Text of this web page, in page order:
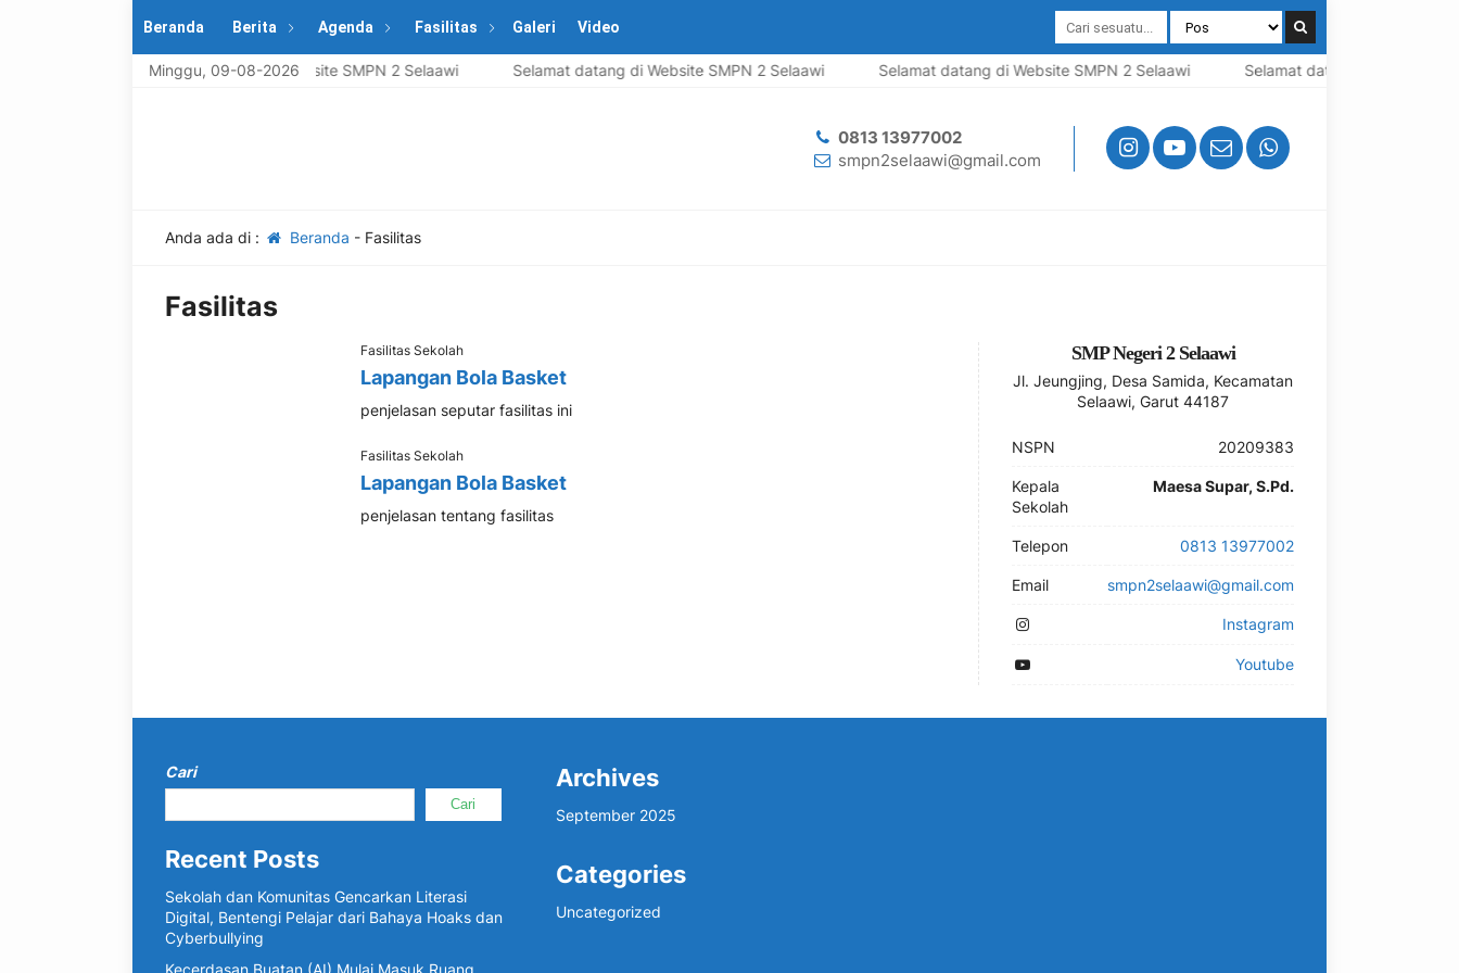
Beranda Berita Agenda Fasilitas Galeri Video
Minggu, 09-08-2026
Selamat datang di Website SMPN 2 Selaawi Selamat datang di Website SMPN 2 Selaawi Selamat datang di Website SMPN 2 Selaawi Selamat datang di Website
0813 13977002
smpn2selaawi@gmail.com
Anda ada di : Beranda - Fasilitas
Fasilitas
Fasilitas Sekolah
Lapangan Bola Basket
penjelasan seputar fasilitas ini
Fasilitas Sekolah
Lapangan Bola Basket
penjelasan tentang fasilitas
SMP Negeri 2 Selaawi
Jl. Jeungjing, Desa Samida, Kecamatan
Selaawi, Garut 44187
NSPN 20209383
Kepala
Sekolah
Maesa Supar, S.Pd.
Telepon 0813 13977002
Email smpn2selaawi@gmail.com
Instagram
Youtube
Cari
Cari
Recent Posts
Sekolah dan Komunitas Gencarkan Literasi
Digital, Bentengi Pelajar dari Bahaya Hoaks dan
Cyberbullying
Kecerdasan Buatan (AI) Mulai Masuk Ruang
Archives
September 2025
Categories
Uncategorized